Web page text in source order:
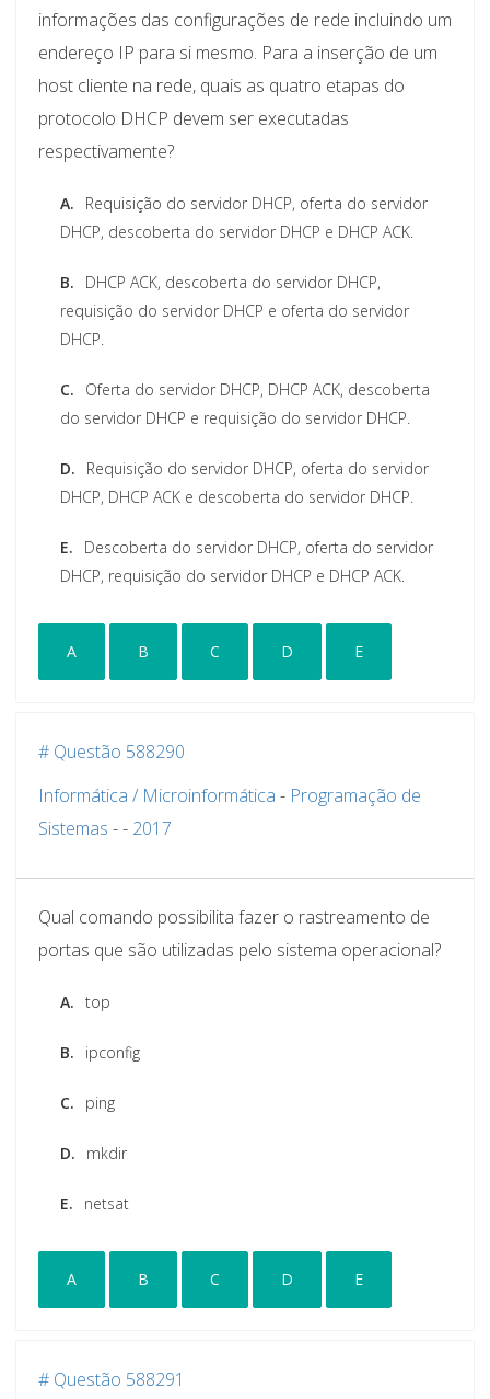
informações das configurações de rede incluindo um
endereço IP para si mesmo. Para a inserção de um
host cliente na rede, quais as quatro etapas do
protocolo DHCP devem ser executadas
respectivamente?
A.
Requisição do servidor DHCP, oferta do servidor
DHCP, descoberta do servidor DHCP e DHCP ACK.
B.
DHCP ACK, descoberta do servidor DHCP,
requisição do servidor DHCP e oferta do servidor
DHCP.
C.
Oferta do servidor DHCP, DHCP ACK, descoberta
do servidor DHCP e requisição do servidor DHCP.
D.
Requisição do servidor DHCP, oferta do servidor
DHCP, DHCP ACK e descoberta do servidor DHCP.
E.
Descoberta do servidor DHCP, oferta do servidor
DHCP, requisição do servidor DHCP e DHCP ACK.
A B C D E
# Questão 588290
Informática / Microinformática - Programação de
Sistemas -- 2017
Qual comando possibilita fazer o rastreamento de
portas que são utilizadas pelo sistema operacional?
A. top
B. ipconfig
C. ping
D. mkdir
E. netsat
A B C D E
# Questão 588291